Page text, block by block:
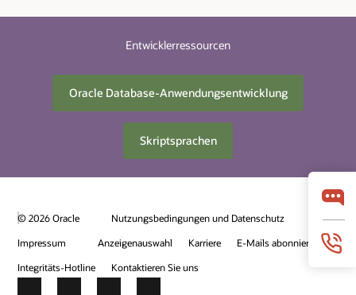
Entwicklerressourcen
Oracle Database-Anwendungsentwicklung
Skriptsprachen
© 2026 Oracle
Nutzungsbedingungen und Datenschutz
Impressum
Anzeigenauswahl Karriere
E-Mails abonnieren
Integritäts-Hotline
Kontaktieren Sie uns